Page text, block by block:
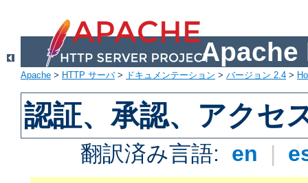
Apache
Apache > HTTP サーバ> ドキュメンテーション > バージョン 2.4 >
認証、承認、アクセ
翻訳済み言語: en |